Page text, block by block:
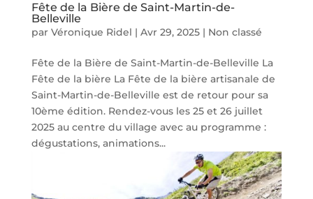
Fête de la Bière de Saint-Martin-de-
Belleville
par Véronique Ridel | Avr 29, 2025| Non classé
Fête de la Bière de Saint-Martin-de-Belleville La
Fête de la bière La Fête de la bière artisanale de
Saint-Martin-de-Belleville est de retour pour sa
10ème édition. Rendez-vous les 25 et 26 juillet
2025 au centre du village avec au programme :
dégustations, animations...